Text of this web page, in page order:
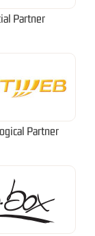
Partner
Partner